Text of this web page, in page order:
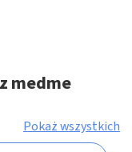
medme
Pokaż wszystkich